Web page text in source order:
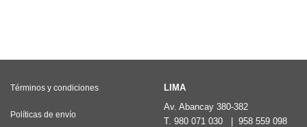
Las
Términos y condiciones
Políticas de envío
LIMA
Av. Abancay 380-382
T. 980 071 030 958 559 098